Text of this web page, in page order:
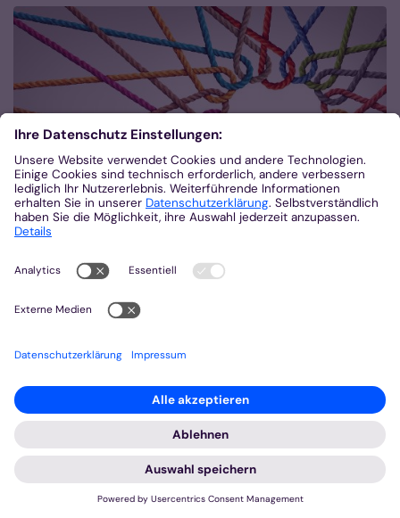
Fundraising und Fördermittel
Projekte im Bistum Aachen